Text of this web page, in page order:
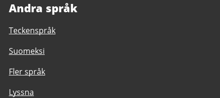
Andra språk
Teckenspråk
Suomeksi
Fler språk
Lyssna